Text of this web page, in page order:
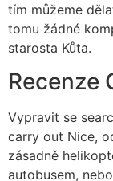
tím můžeme
tomu žádné
starosta Kůta.
Recenze
Vypravit se
carry out Nice,
zásadně
autobusem,